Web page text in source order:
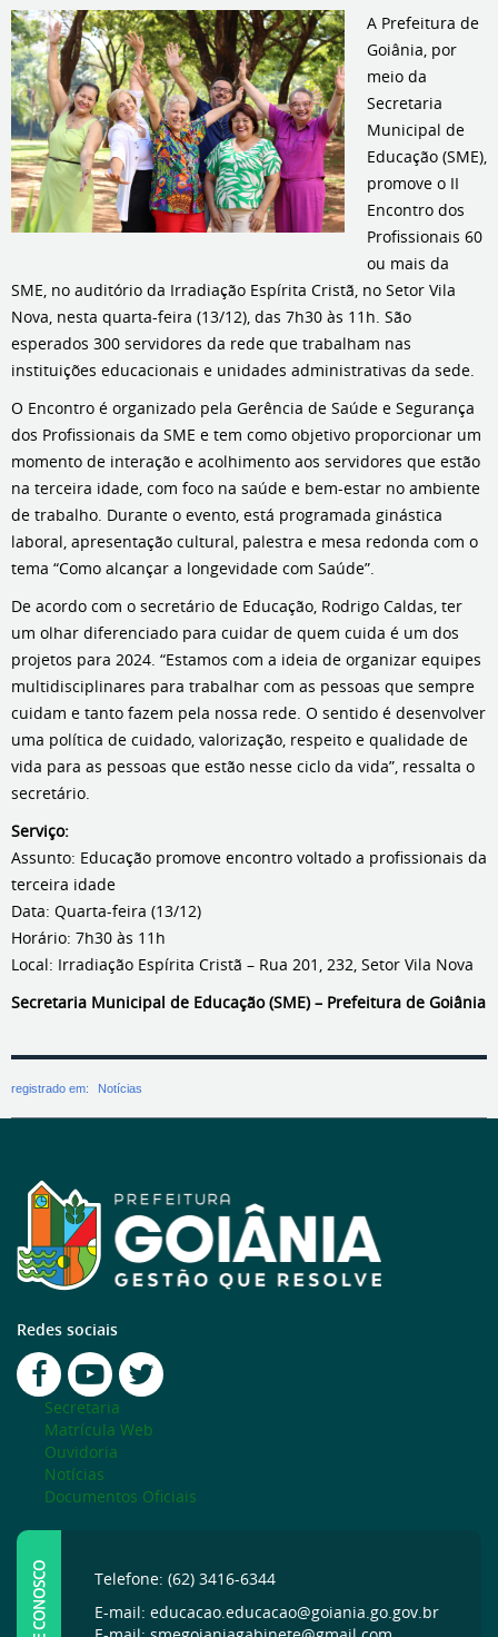
A Prefeitura de
Goiânia, por
meio da
Secretaria
Municipal de
Educação (SME),
promove o II
Encontro dos
Profissionais 60
ou mais da
SME, no auditório da Irradiação Espírita Cristã, no Setor Vila
Nova, nesta quarta-feira (13/12), das 7h30 às 11h. São
esperados 300 servidores da rede que trabalham nas
instituições educacionais e unidades administrativas da sede.
O Encontro é organizado pela Gerência de Saúde e Segurança
dos Profissionais da SME e tem como objetivo proporcionar um
momento de interação e acolhimento aos servidores que estão
na terceira idade, com foco na saúde e bem-estar no ambiente
de trabalho. Durante o evento, está programada ginástica
laboral, apresentação cultural, palestra e mesa redonda com o
tema “Como alcançar a longevidade com Saúde”.
De acordo com o secretário de Educação, Rodrigo Caldas, ter
um olhar diferenciado para cuidar de quem cuida é um dos
projetos para 2024. “Estamos com a ideia de organizar equipes
multidisciplinares para trabalhar com as pessoas que sempre
cuidam e tanto fazem pela nossa rede. O sentido é desenvolver
uma política de cuidado, valorização, respeito e qualidade de
vida para as pessoas que estão nesse ciclo da vida”, ressalta o
secretário.
Serviço:
Assunto: Educação promove encontro voltado a profissionais da
terceira idade
Data: Quarta-feira (13/12)
Horário: 7h30 às 11h
Local: Irradiação Espírita Cristã – Rua 201, 232, Setor Vila Nova
Secretaria Municipal de Educação (SME) – Prefeitura de Goiânia
registrado em: Notícias
Redes sociais
Secretaria
Matrícula Web
Ouvidoria
Notícias
Documentos Oficiais
FALE CONOSCO
Telefone: (62) 3416-6344
E-mail: educacao.educacao@goiania.go.gov.br